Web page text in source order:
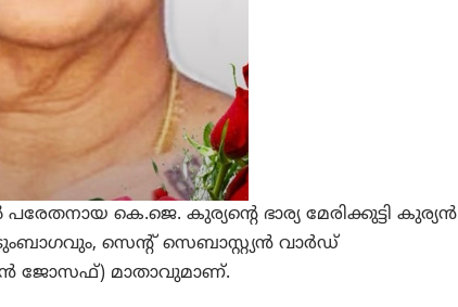
കെ.ജെ. കുര്യന്റെ ഭാര്യ മേരിക്കുട്ടി കുര്യന്‍
സെന്റ് സെബാസ്റ്റ്യന്‍ വാര്‍ഡ്
ജോസഫ്) മാതാവുമാണ്.